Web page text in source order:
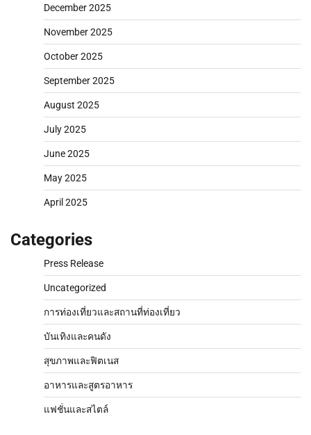
December 2025
November 2025
October 2025
September 2025
August 2025
July 2025
June 2025
May 2025
April 2025
Categories
Press Release
Uncategorized
การท่องเที่ยวและสถานที่ท่องเที่ยว
บันเทิงและคนดัง
สุขภาพและฟิตเนส
อาหารและสูตรอาหาร
แฟชั่นและสไตล์